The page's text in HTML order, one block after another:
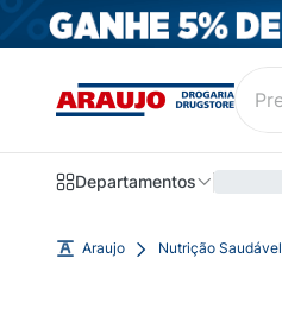
Departamentos
Araujo Nutrição Saudável